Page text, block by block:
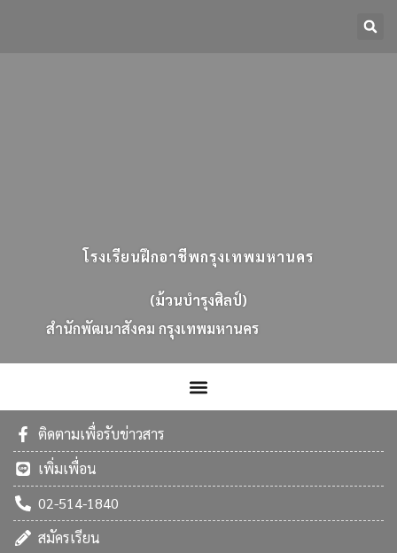
โรงเรียนฝึกอาชีพกรุงเทพมหานคร
(ม้วนบำรุงศิลป์)
สนกพฒนาสงคม กรงเทพมหานคร
ติดตามเพื่อรับข่าวสาร
เพิ่มเพื่อน
02-514-1840
สมัครเรียน